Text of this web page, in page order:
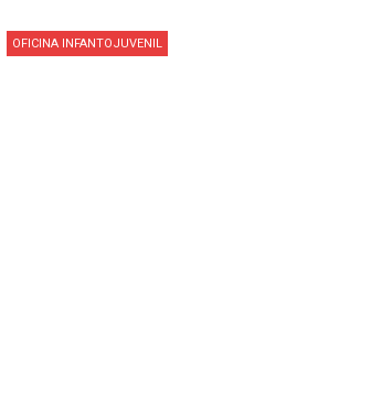
OFICINA INFANTOJUVENIL